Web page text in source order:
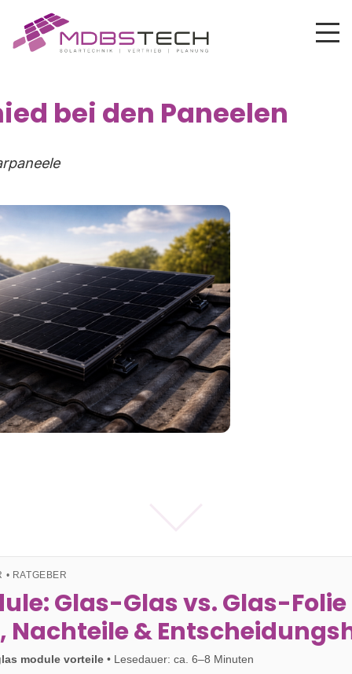
bei den Paneelen
• RATGEBER
Glas-Glas vs. Glas-Folie
Nachteile &
module vorteile • Lesedauer: ca. 6–8 Minuten